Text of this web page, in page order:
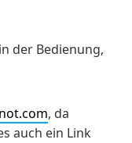
der Bedienung,
, da
auch ein Link